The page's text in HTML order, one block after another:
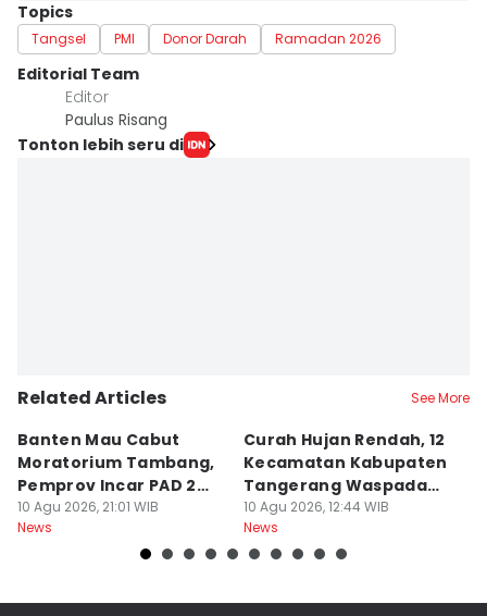
Topics
Tangsel PMI Donor Darah Ramadan 2026
Editorial Team
Editor
Paulus Risang
Tonton lebih seru di
Related Articles See More
Banten Mau Cabut
Moratorium Tambang,
Pemprov Incar PAD 2
Kali Lipat
10 Agu 2026, 21:01 WIB
News
Curah Hujan Rendah, 12
Kecamatan Kabupaten
Tangerang Waspada
Kekeringan
10 Agu 2026, 12:44 WIB
News